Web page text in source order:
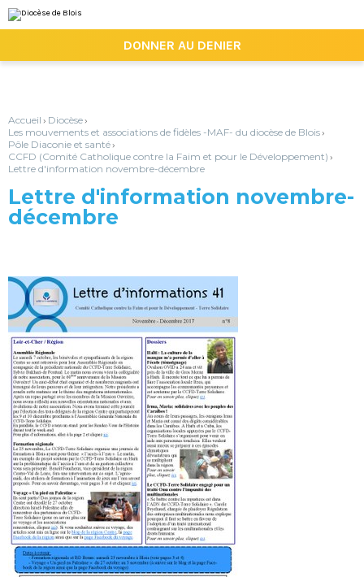
au
contenu.
la
personnels
DONNER AU DENIER
Accueil › Diocèse›
Les mouvements et associations de fidèles -MAF- du diocèse de Blois›
Pôle Diaconie et santé›
CCFD (Comité Catholique contre la Faim et pour le Développement) ›
Lettre d'information novembre-décembre
Lettre d'information novembre-
décembre